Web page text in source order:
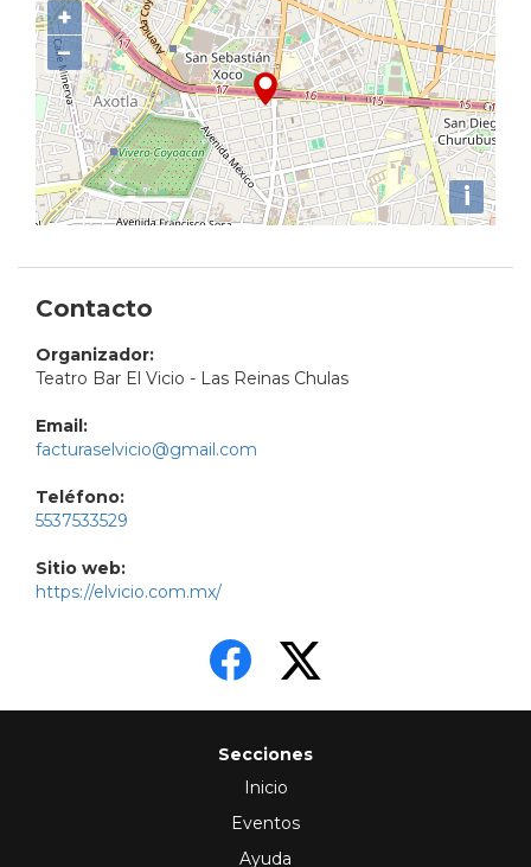
+
−
i
Contacto
Organizador:
Teatro Bar El Vicio - Las Reinas Chulas
Email:
facturaselvicio@gmail.com
Teléfono:
5537533529
Sitio web:
https://elvicio.com.mx/
Secciones
Inicio
Eventos
Ayuda